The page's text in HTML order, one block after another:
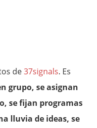
de37signals. Es
grupo, se asignan
se fijan programas
lluvia de ideas, se